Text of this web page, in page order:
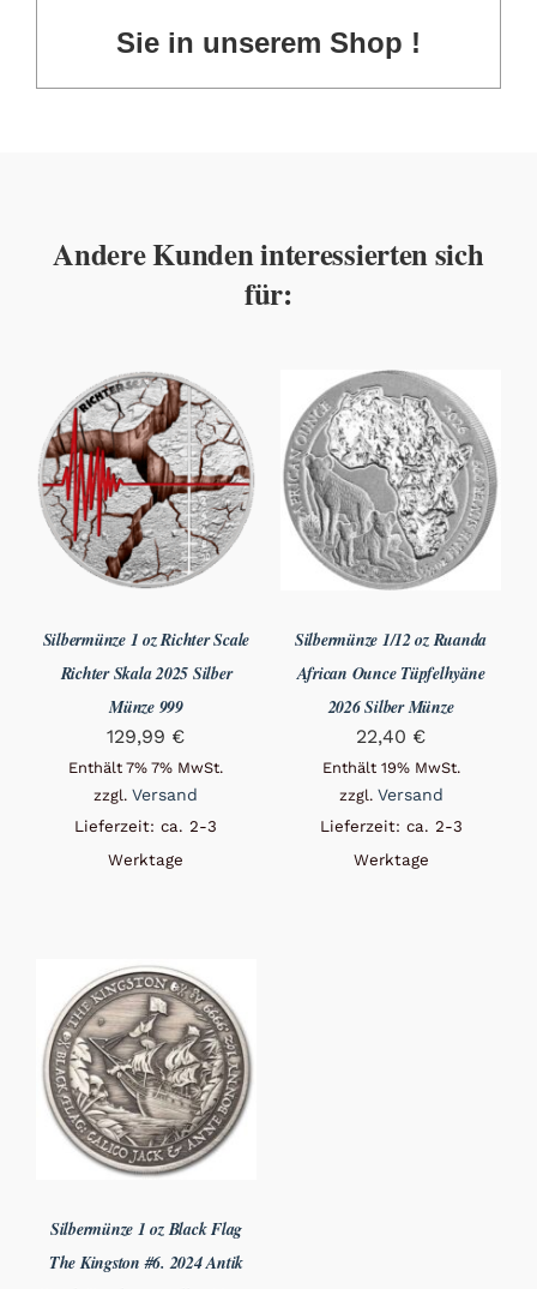
Sie in unserem Shop !
Andere Kunden interessierten sich
für:
Silbermünze 1 oz Richter Scale
Richter Skala 2025 Silber
Münze 999
129,99 €
Enthält 7% 7% MwSt.
zzgl.Versand
Lieferzeit: ca. 2-3
Werktage
Silbermünze 1/12 oz Ruanda
African Ounce Tüpfelhyäne
2026 Silber Münze
22,40 €
Enthält 19% MwSt.
zzgl. Versand
Lieferzeit: ca. 2-3
Werktage
Silbermünze 1 oz Black Flag
The Kingston #6. 2024 Antik